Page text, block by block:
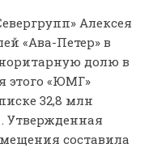
Алексея
«Ава-Петер» в
долю в
этого «ЮМГ»
32,8 млн
Утвержденная
составила